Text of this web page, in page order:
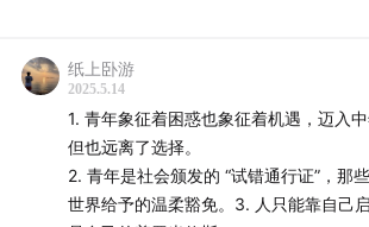
什么方法能让青年人活得更自洽？
请听这期，由一位哲学家、两只美短喵、
录制的长谈。
👬本期嘉宾
纸上卧游
2025.5.14
1. 青年象征着困惑也象征着机遇，迈入中
但也远离了选择。
2. 青年是社会颁发的 “试错通行证”，那
世界给予的温柔豁免。3. 人只能靠自己